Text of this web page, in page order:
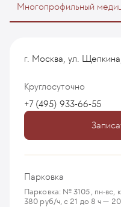
Многопрофильный
г. Москва, ул.
Круглосуточно
+7 (495) 933-66-55
Парковка
Парковка: № 3105, пн-вс,
380 руб/ч, с 21 до 8 ч —